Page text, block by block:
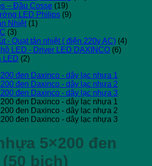
– Đầu Cosse (19)
LED Philips (9)
Nhiệt (1)
(3)
- Quạt tản nhiệt ( điện 220v AC) (4)
LED - Driver LED DAXINCO (6)
LED (2)
5×200 đen
bịch)